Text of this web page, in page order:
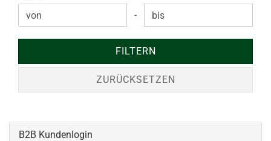
Preis bis
-
FILTERN
ZURÜCKSETZEN
B2B Kundenlogin